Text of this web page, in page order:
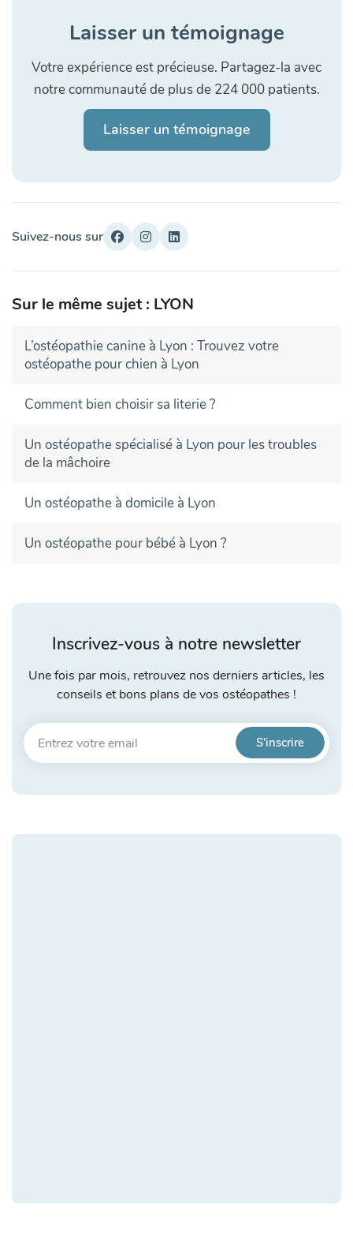
Laisser un témoignage
Votre expérience est précieuse. Partagez-la avec
notre communauté de plus de 224 000 patients.
Laisser un témoignage
Suivez-nous sur
Sur le même sujet : LYON
L’ostéopathie canine à Lyon : Trouvez votre
ostéopathe pour chien à Lyon
Comment bien choisir sa literie ?
Un ostéopathe spécialisé à Lyon pour les troubles
de la mâchoire
Un ostéopathe à domicile à Lyon
Un ostéopathe pour bébé à Lyon ?
Inscrivez-vous à notre newsletter
Une fois par mois, retrouvez nos derniers articles, les
conseils et bons plans de vos ostéopathes !